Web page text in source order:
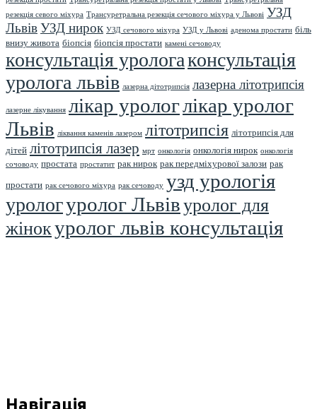
резекція севого міхура Трансуретральна резекція сечового міхура у Львові УЗД
ЛьвівУЗД нирок УЗД сечового міхура УЗД у Львові аденома простати біль
внизу живота біопсія біопсія простати камені сечоводу
консультація урологаконсультація
уролога львів лазерна дітотрипсія лазерна літотрипсія
лазерне лікування лікар урологлікар уролог
Львів ліквання каменів лазером літотрипсія літотрипсія для
дітей літотрипсія лазер мрт онкологія онкологія нирок онкологія
сочоводу простата простатит рак нирок рак передміхурової залози рак
простати рак сечового міхура рак сечоводу узд урологія
урологуролог Львівуролог для
жінокуролог львів консультація
Навігація